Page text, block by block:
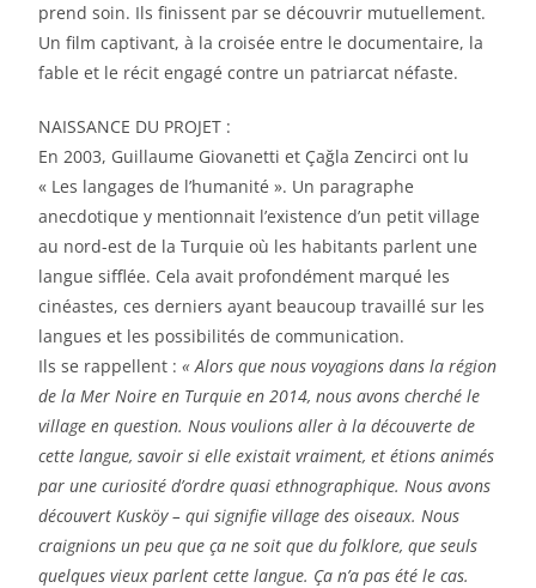
prend soin. Ils finissent par se découvrir mutuellement.
Un film captivant, à la croisée entre le documentaire, la
fable et le récit engagé contre un patriarcat néfaste.
NAISSANCE DU PROJET :
En 2003, Guillaume Giovanetti et Çağla Zencirci ont lu
« Les langages de l’humanité ». Un paragraphe
anecdotique y mentionnait l’existence d’un petit village
au nord-est de la Turquie où les habitants parlent une
langue sifflée. Cela avait profondément marqué les
cinéastes, ces derniers ayant beaucoup travaillé sur les
langues et les possibilités de communication.
Ils se rappellent :« Alors que nous voyagions dans la région
de la Mer Noire en Turquie en 2014, nous avons cherché le
village en question. Nous voulions aller à la découverte de
cette langue, savoir si elle existait vraiment, et étions animés
par une curiosité d’ordre quasi ethnographique. Nous avons
découvert Kusköy – qui signifie village des oiseaux. Nous
craignions un peu que ça ne soit que du folklore, que seuls
quelques vieux parlent cette langue. Ça n’a pas été le cas.